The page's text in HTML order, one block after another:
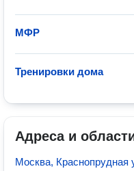
МФР
Тренировки дома
Адреса и
Москва, Краснопрудная